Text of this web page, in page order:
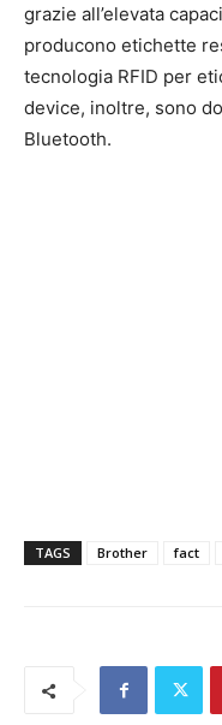
grazie all’elevata
producono etichette
tecnologia RFID per
device, inoltre, sono
Bluetooth.
TAGS Brother fact